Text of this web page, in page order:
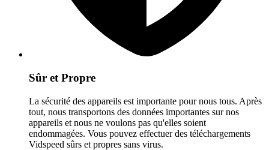
Sûr et Propre
La sécurité des appareils est importante pour nous tous. Après
tout, nous transportons des données importantes sur nos
appareils et nous ne voulons pas qu'elles soient
endommagées. Vous pouvez effectuer des téléchargements
Vidspeed sûrs et propres sans virus.